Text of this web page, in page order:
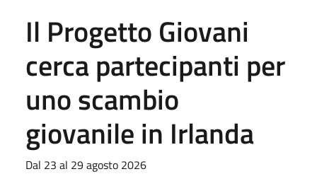
Il Progetto Giovani
cerca partecipanti per
uno scambio
giovanile in Irlanda
Dal 23 al 29 agosto 2026